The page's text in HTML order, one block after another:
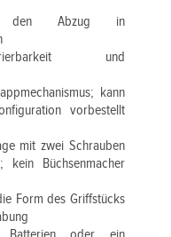
den Abzug in
und
kann
vorbestellt
mit zwei Schrauben
kein Büchsenmacher
Form des Griffstücks